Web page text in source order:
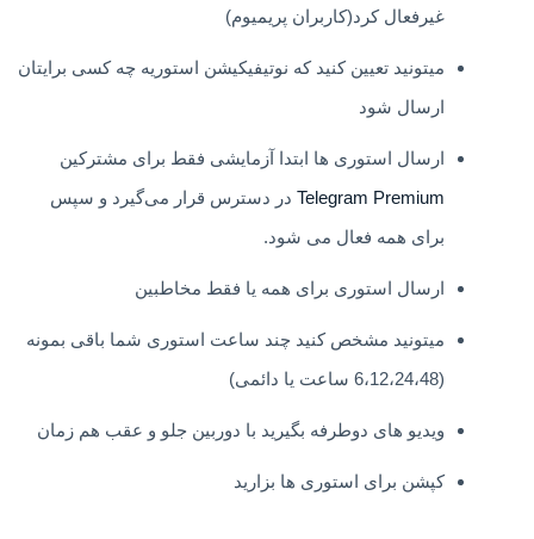
غیرفعال کرد(کاربران پریمیوم)
میتونید تعیین کنید که نوتیفیکیشن استوریه چه کسی برایتان
ارسال شود
ارسال استوری ها ابتدا آزمایشی فقط برای مشترکین
Telegram Premium در دسترس قرار می‌گیرد و سپس
برای همه فعال می شود.
ارسال استوری برای همه یا فقط مخاطبین
میتونید مشخص کنید چند ساعت استوری شما باقی بمونه
(6،12،24،48 ساعت یا دائمی)
ویدیو های دوطرفه بگیرید با دوربین جلو و عقب هم زمان
کپشن برای استوری ها بزارید